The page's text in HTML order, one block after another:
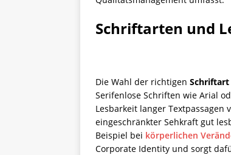
Schriftarten und
Die Wahl der richtigen Schriftart
Serifenlose Schriften wie Arial
Lesbarkeit langer
eingeschränkter Sehkraft gut
Beispiel bei körperlichen
Corporate Identity und sorgt